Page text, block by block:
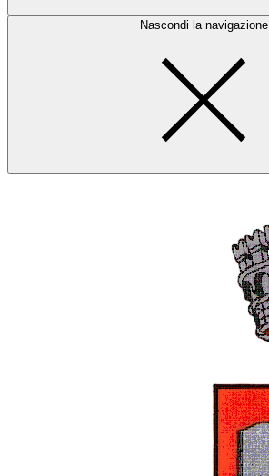
Nascondi la navigazione